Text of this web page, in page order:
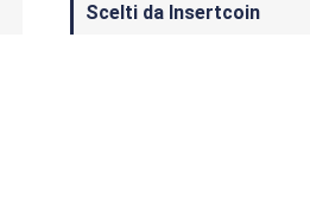
Scelti da Insertcoin